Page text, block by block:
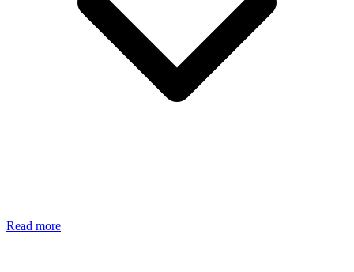
Read more